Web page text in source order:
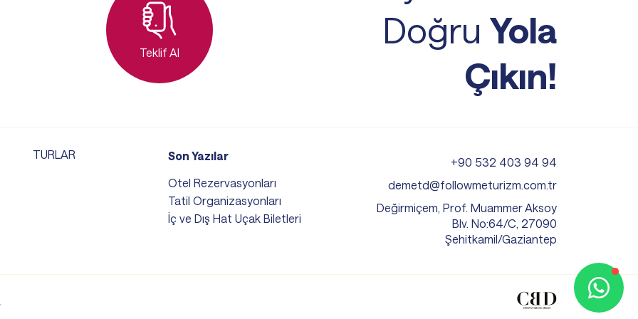
Teklif Al
Doğru Yola
Çıkın!
TURLAR
Son Yazılar
Otel Rezervasyonları
Tatil Organizasyonları
İç ve Dış Hat Uçak Biletleri
+90 532 403 94 94
demetd@followmeturizm.com.tr
Değirmiçem, Prof. Muammer Aksoy
Blv. No:64/C, 27090
Şehitkamil/Gaziantep